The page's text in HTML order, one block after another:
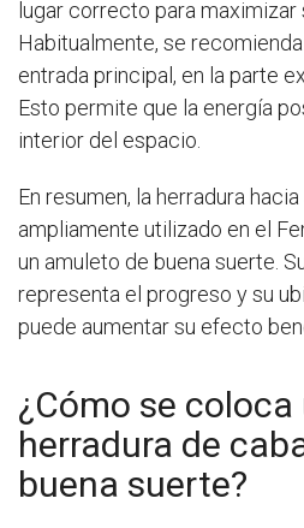
lugar correcto para maximizar
Habitualmente, se
entrada principal, en la parte
Esto permite que la energía
interior del espacio.
En resumen, la herradura
ampliamente utilizado en el
un amuleto de buena suerte.
representa el progreso y su
puede aumentar su efecto
¿Cómo se coloca
herradura de
buena suerte?